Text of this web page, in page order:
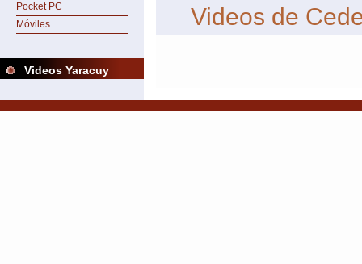
Pocket PC
Móviles
Videos Yaracuy
Videos de